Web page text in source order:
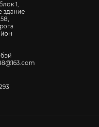
1,
здание